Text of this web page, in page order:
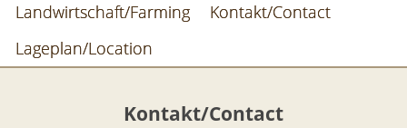
Landwirtschaft/Farming
Kontakt/Contact
Lageplan/Location
Kontakt/Contact